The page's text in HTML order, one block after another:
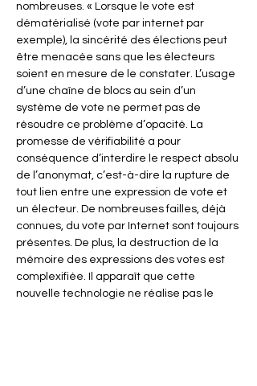
nombreuses. « Lorsque le vote est
dématérialisé (vote par internet par
exemple), la sincérité des élections peut
être menacée sans que les électeurs
soient en mesure de le constater. L’usage
d’une chaîne de blocs au sein d’un
système de vote ne permet pas de
résoudre ce problème d’opacité. La
promesse de vérifiabilité a pour
conséquence d’interdire le respect absolu
de l’anonymat, c’est-à-dire la rupture de
tout lien entre une expression de vote et
un électeur. De nombreuses failles, déjà
connues, du vote par Internet sont toujours
présentes. De plus, la destruction de la
mémoire des expressions des votes est
complexifiée. Il apparaît que cette
nouvelle technologie ne réalise pas le